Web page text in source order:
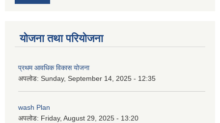
योजना तथा परियोजना
प्रथम आवधिक विकास योजना
अपलोड: Sunday, September 14, 2025 - 12:35
wash Plan
अपलोड: Friday, August 29, 2025 - 13:20